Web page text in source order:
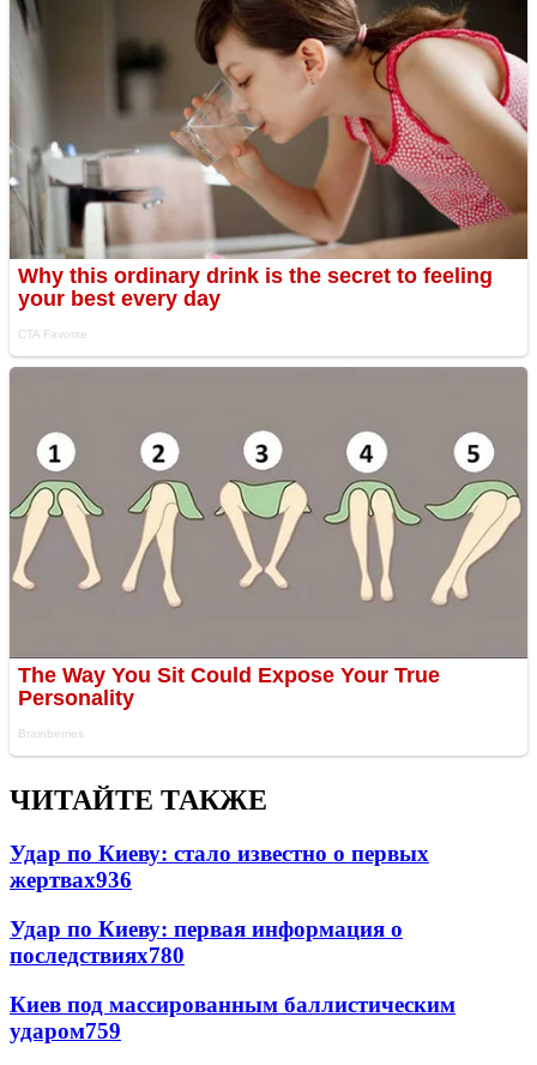
ЧИТАЙТЕ ТАКЖЕ
Удар по Киеву: стало известно о первых
жертвах936
Удар по Киеву: первая информация о
последствиях780
Киев под массированным баллистическим
ударом759